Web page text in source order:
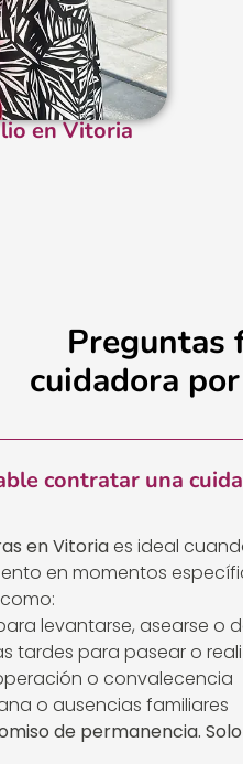
en Vitoria
Preguntas
cuidadora
contratar una
en Vitoriaes ideal
en momentos
levantarse, asearse o
tardes para pasear o
o convalecencia
o ausencias familiares
de permanencia.